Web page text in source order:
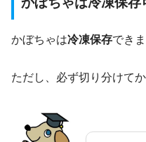
かぼちゃは冷凍保存できま
ただし、必ず切り分けて